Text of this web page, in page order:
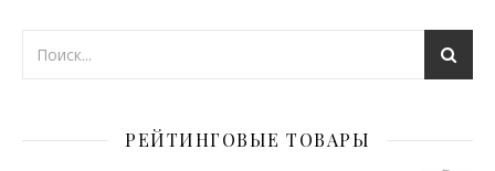
РЕЙТИНГОВЫЕ ТОВАРЫ